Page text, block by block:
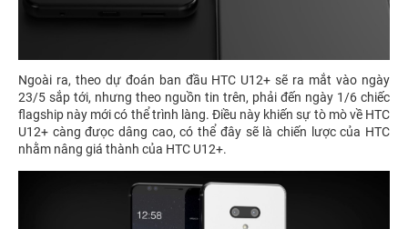
Ngoài ra, theo dự đoán ban đầu HTC U12+ sẽ ra mắt vào ngày
23/5 sắp tới, nhưng theo nguồn tin trên, phải đến ngày 1/6 chiếc
flagship này mới có thể trình làng. Điều này khiến sự tò mò về HTC
U12+ càng đưọc dâng cao, có thể đây sẽ là chiến lược của HTC
nhằm nâng giá thành của HTC U12+.